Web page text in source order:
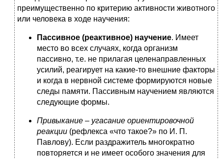
преимущественно по критерию активности животного
или человека в ходе научения:
Пассивное (реактивное) научение. Имеет
место во всех случаях, когда организм
пассивно, т.е. не прилагая целенаправленных
усилий, реагирует на какие-то внешние факторы
и когда в нервной системе формируются новые
следы памяти. Пассивным научением являются
следующие формы.
Привыкание – угасание ориентировочной
реакции (рефлекса «что такое?» по И. П.
Павлову). Если раздражитель многократно
повторяется и не имеет особого значения для